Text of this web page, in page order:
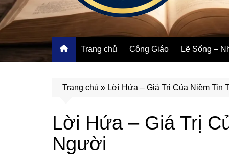
Trang chủ Công Giáo Lẽ Sống –
Trang chủ » Lời Hứa – Giá Trị Của Niềm Tin
Lời Hứa – Giá Trị
Người